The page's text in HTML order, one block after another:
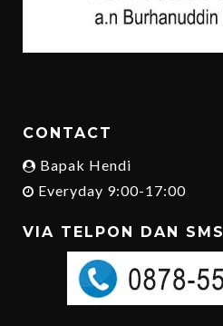
CONTACT
Bapak Hendi
Everyday 9:00-17:00
VIA TELPON DAN SMS